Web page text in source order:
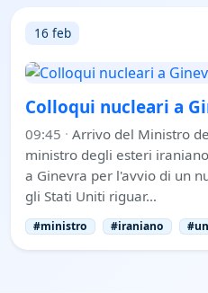
16 feb
Colloqui nucleari a
09:45 · Arrivo del Ministro
ministro degli esteri
a Ginevra per l'avvio di un
gli Stati Uniti riguar…
#ministro #iraniano